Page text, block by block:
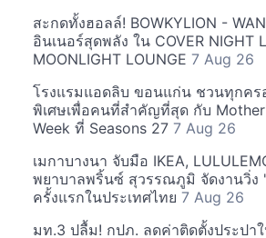
สะกดทั้งฮอลล์! BOWKYLION -
อินเนอร์สุดพลัง ใน COVER NIGHT
MOONLIGHT LOUNGE 7 Aug 26
โรงแรมแอดลิบ ขอนแก่น ชวนทุกคร
พิเศษเพื่อคนที่สำคัญที่สุด กับ
Week ที่ Seasons 27 7 Aug 26
เมกาบางนา จับมือ IKEA,
พยาบาลพริ้นซ์ สุวรรณภูมิ จัดงานวิ่ง
ครั้งแรกในประเทศไทย 7 Aug 26
มท.3 ปลื้ม! กปภ. ลดค่าติดตั้งประปา